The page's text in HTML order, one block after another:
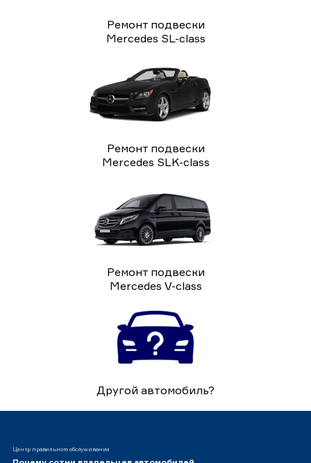
Ремонт подвески
Mercedes SL-class
Ремонт подвески
Mercedes SLK-class
Ремонт подвески
Mercedes V-class
Другой автомобиль?
Центр правильного обслуживания